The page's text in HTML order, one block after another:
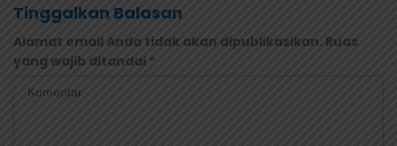
Tinggalkan Balasan
Alamat email Anda tidak akan dipublikasikan. Ruas
yang wajib ditandai *